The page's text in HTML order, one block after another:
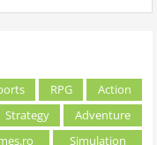
RPG
Action
Strategy
Adventure
Simulation